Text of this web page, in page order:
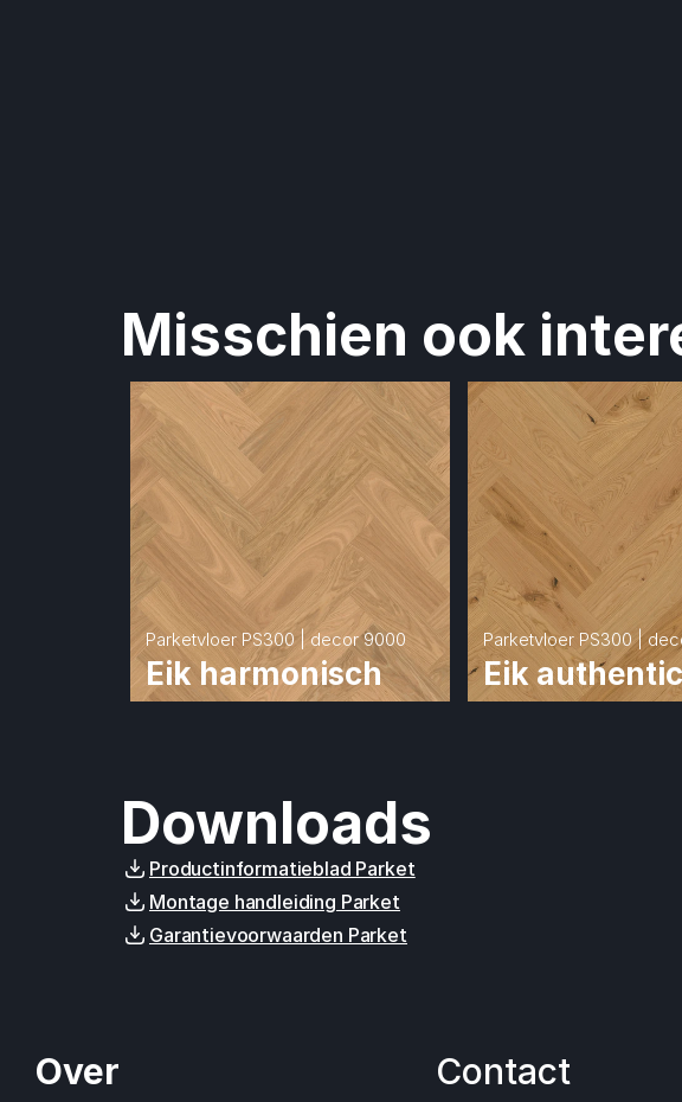
Misschien ook
Parketvloer PS300 | decor 9000
Eik harmonisch
Parketvloer PS300 |
Eik authentic
Downloads
Productinformatieblad Parket
Montage handleiding Parket
Garantievoorwaarden Parket
Over Contact